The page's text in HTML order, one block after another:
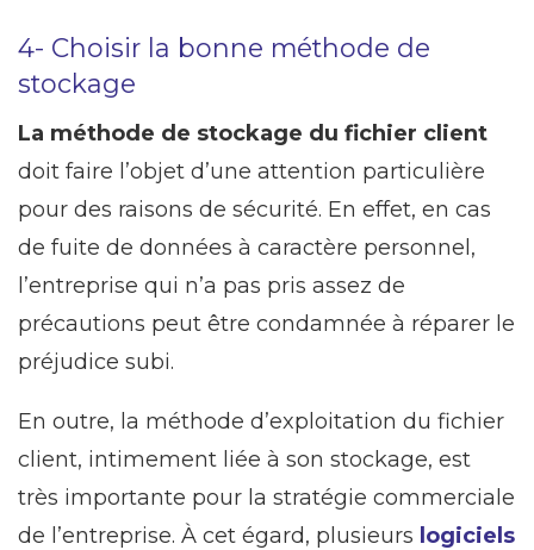
4- Choisir la bonne méthode de
stockage
La méthode de stockage du fichier client
doit faire l’objet d’une attention particulière
pour des raisons de sécurité. En effet, en cas
de fuite de données à caractère personnel,
l’entreprise qui n’a pas pris assez de
précautions peut être condamnée à réparer le
préjudice subi.
En outre, la méthode d’exploitation du fichier
client, intimement liée à son stockage, est
très importante pour la stratégie commerciale
de l’entreprise. À cet égard, plusieurs logiciels